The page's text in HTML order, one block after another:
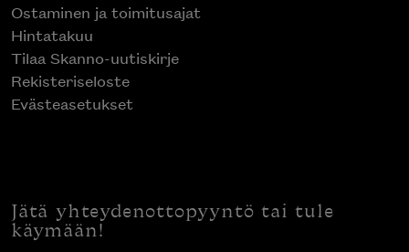
Ostaminen ja toimitusajat
Hintatakuu
Tilaa Skanno-uutiskirje
Rekisteriseloste
Evästeasetukset
Jätä yhteydenottopyyntö tai tule
käymään!